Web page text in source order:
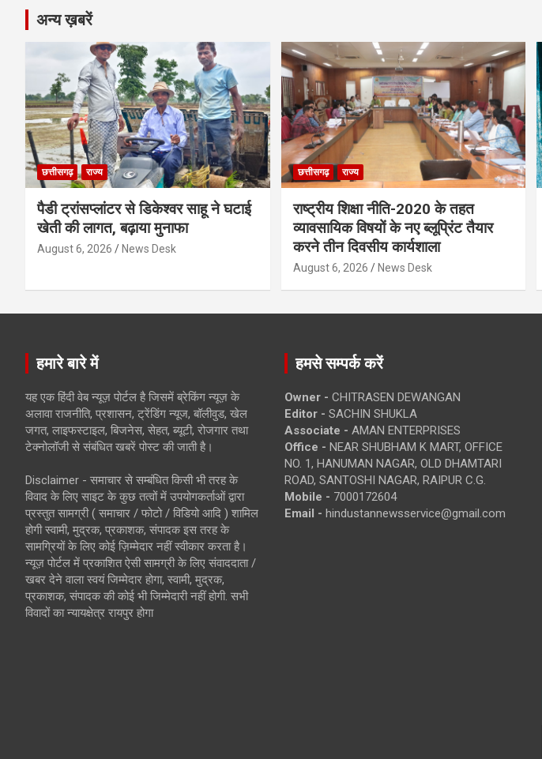
अन्य ख़बरें
छत्तीसगढ़ राज्य
पैडी ट्रांसप्लांटर से डिकेश्वर साहू ने घटाई
खेती की लागत, बढ़ाया मुनाफा
August 6, 2026 News Desk
छत्तीसगढ़ राज्य
राष्ट्रीय शिक्षा नीति-2020 के तहत
व्यावसायिक विषयों के नए ब्लूप्रिंट तैयार
करने तीन दिवसीय कार्यशाला
August 6, 2026 News Desk
हमारे बारे में
यह एक हिंदी वेब न्यूज़ पोर्टल है जिसमें ब्रेकिंग न्यूज़ के
अलावा राजनीति, प्रशासन, ट्रेंडिंग न्यूज, बॉलीवुड, खेल
जगत, लाइफस्टाइल, बिजनेस, सेहत, ब्यूटी, रोजगार तथा
टेक्नोलॉजी से संबंधित खबरें पोस्ट की जाती है।
Disclaimer - समाचार से सम्बंधित किसी भी तरह के
विवाद के लिए साइट के कुछ तत्वों में उपयोगकर्ताओं द्वारा
प्रस्तुत सामग्री ( समाचार / फोटो / विडियो आदि ) शामिल
होगी स्वामी, मुद्रक, प्रकाशक, संपादक इस तरह के
सामग्रियों के लिए कोई ज़िम्मेदार नहीं स्वीकार करता है।
न्यूज़ पोर्टल में प्रकाशित ऐसी सामग्री के लिए संवाददाता /
खबर देने वाला स्वयं जिम्मेदार होगा, स्वामी, मुद्रक,
प्रकाशक, संपादक की कोई भी जिम्मेदारी नहीं होगी. सभी
विवादों का न्यायक्षेत्र रायपुर होगा
हमसे सम्पर्क करें
Owner - CHITRASEN DEWANGAN
Editor - SACHIN SHUKLA
Associate - AMAN ENTERPRISES
Office - NEAR SHUBHAM K MART, OFFICE
NO. 1, HANUMAN NAGAR, OLD DHAMTARI
ROAD, SANTOSHI NAGAR, RAIPUR C.G.
Mobile - 7000172604
Email - hindustannewsservice@gmail.com